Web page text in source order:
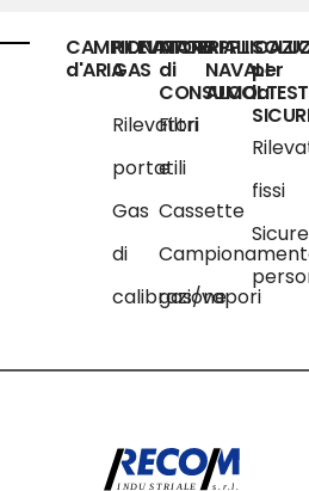
CAMPIONATORE
d'ARIA
RILEVATORI
GAS
Rilevatori
portatili
Gas
di
calibrazione
MATERIALI
di
CONSUMO
Filtri
e
Cassette
gas/vapori
NAVALI
ALCOLTEST
per
la
fissi